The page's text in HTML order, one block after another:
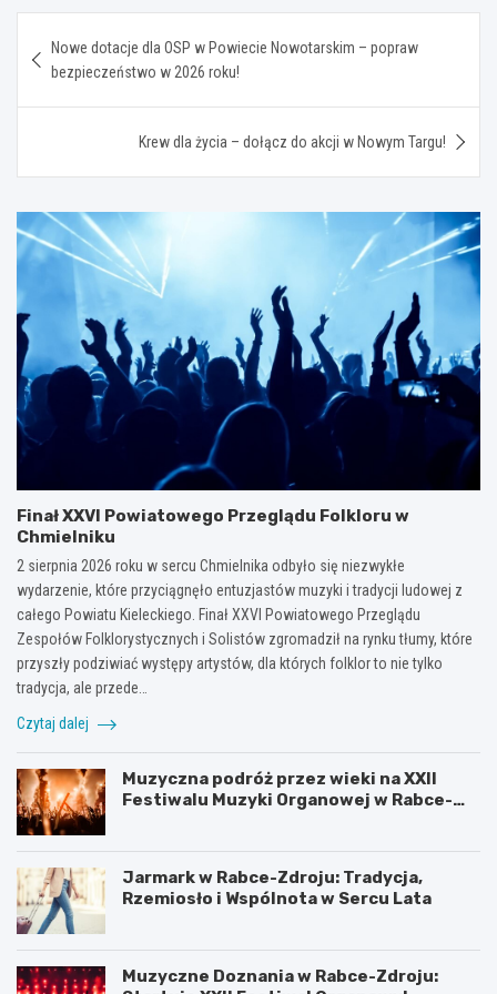
wpisu
Nowe dotacje dla OSP w Powiecie Nowotarskim – popraw
bezpieczeństwo w 2026 roku!
Krew dla życia – dołącz do akcji w Nowym Targu!
Finał XXVI Powiatowego Przeglądu Folkloru w
Chmielniku
2 sierpnia 2026 roku w sercu Chmielnika odbyło się niezwykłe
wydarzenie, które przyciągnęło entuzjastów muzyki i tradycji ludowej z
całego Powiatu Kieleckiego. Finał XXVI Powiatowego Przeglądu
Zespołów Folklorystycznych i Solistów zgromadził na rynku tłumy, które
przyszły podziwiać występy artystów, dla których folklor to nie tylko
tradycja, ale przede…
Czytaj dalej
Muzyczna podróż przez wieki na XXII
Festiwalu Muzyki Organowej w Rabce-
Jarmark w Rabce-Zdroju: Tradycja,
Rzemiosło i Wspólnota w Sercu Lata
Muzyczne Doznania w Rabce-Zdroju: